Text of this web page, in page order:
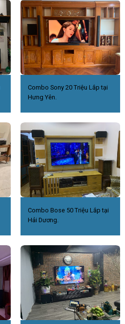
Combo Sony 20 Triệu Lắp tại
Hưng Yên.
Combo Bose 50 Triệu Lắp tại
Hải Dương.